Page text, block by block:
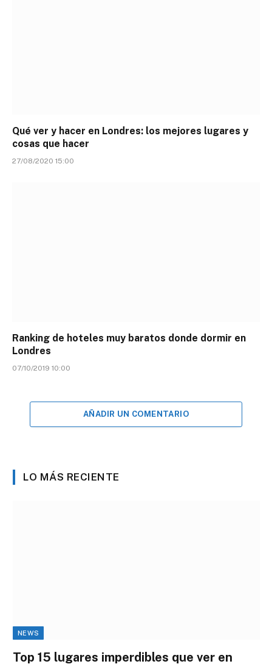
Qué ver y hacer en Londres: los mejores lugares y
cosas que hacer
27/08/2020 15:00
Ranking de hoteles muy baratos donde dormir en
Londres
07/10/2019 10:00
AÑADIR UN COMENTARIO
LO MÁS RECIENTE
NEWS
Top 15 lugares imperdibles que ver en